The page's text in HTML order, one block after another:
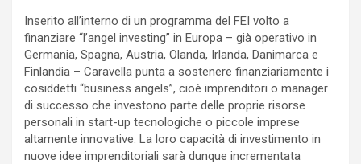
Inserito all’interno di un programma del FEI volto a
finanziare “l’angel investing” in Europa – già operativo in
Germania, Spagna, Austria, Olanda, Irlanda, Danimarca e
Finlandia – Caravella punta a sostenere finanziariamente i
cosiddetti “business angels”, cioè imprenditori o manager
di successo che investono parte delle proprie risorse
personali in start-up tecnologiche o piccole imprese
altamente innovative. La loro capacità di investimento in
nuove idee imprenditoriali sarà dunque incrementata